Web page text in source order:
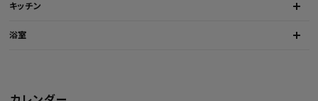
キッチン
浴室